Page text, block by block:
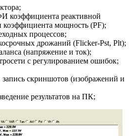
коэффициента реактивной
мощность (PF);
процессов;
дрожаний (Flicker-Pst, Plt);
(напряжение и ток);
с регулированием ошибок;
запись скриншотов (изображений и
результатов на ПК;